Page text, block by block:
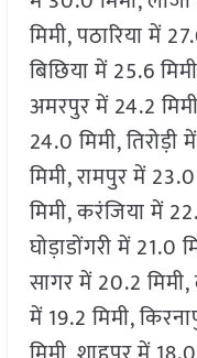
मिमी, पठारिया में
बिछिया में 25.6
अमरपुर में 24.2
24.0 मिमी,
मिमी, रामपुर में
मिमी, करंजिया में
घोड़ाडोंगरी में 21.0
सागर में 20.2
में 19.2 मिमी,